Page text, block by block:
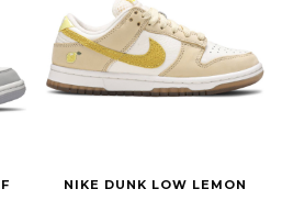
NIKE DUNK LOW LEMON